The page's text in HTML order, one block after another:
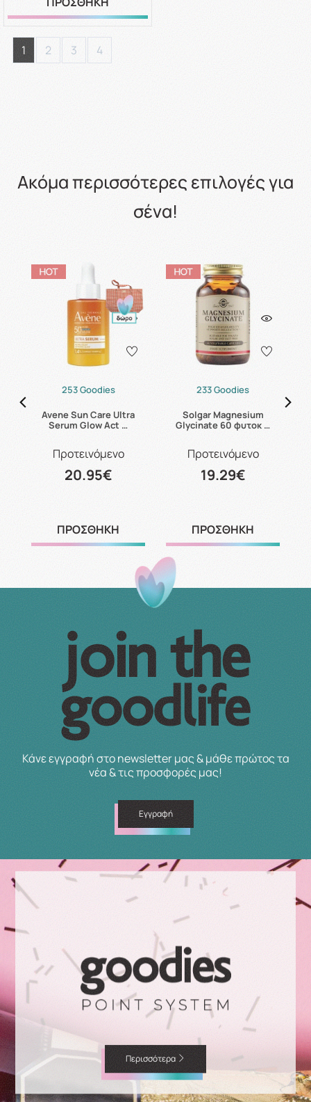
1 2 3 4
Ακόμα περισσότερες επιλογές για
σένα!
253 Goodies
Avene Sun Care Ultra
Serum Glow Act …
Προτεινόμενο
20.95€
ΠΡΟΣΘΗΚΗ
233 Goodies
Solgar Magnesium
Glycinate 60 φυτοκ …
Προτεινόμενο
19.29€
ΠΡΟΣΘΗΚΗ
Κάνε εγγραφή στο newsletter μας & μάθε πρώτος τα
νέα & τις προσφορές μας!
Εγγραφή
Περισσότερα